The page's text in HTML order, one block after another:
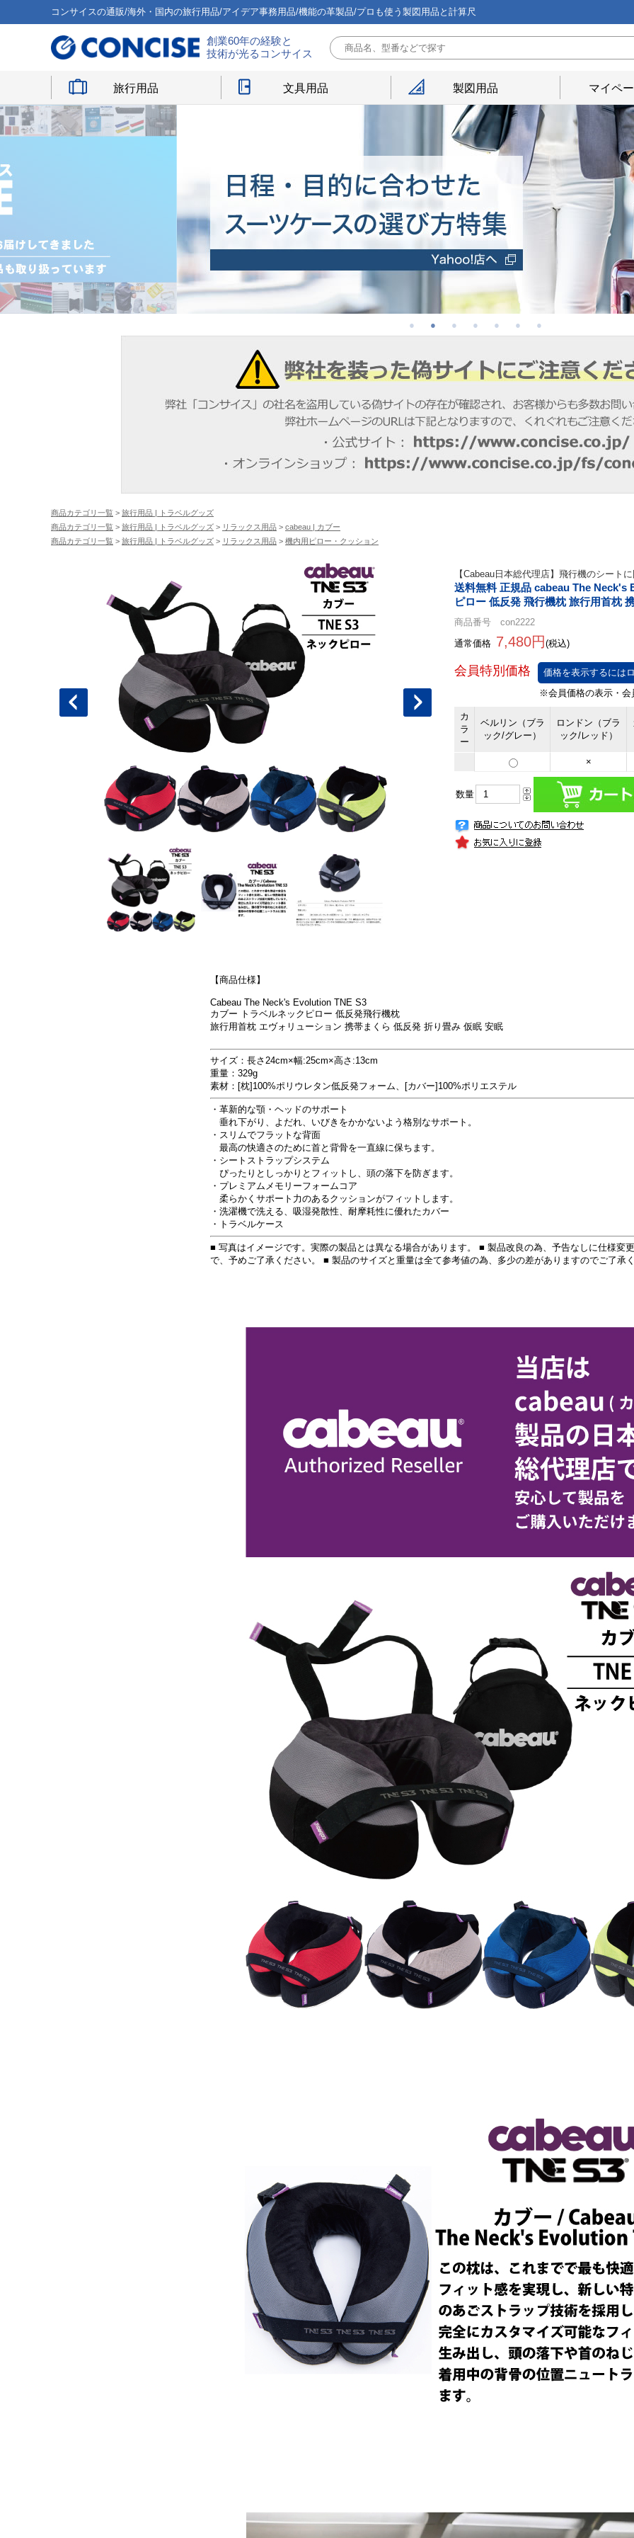
コンサイスの通販/海外・国内の旅行用品/アイデア事務用品/機能の革製品/プロも使う製図用品と計算尺
創業60年の経験と
技術が光るコンサイス
旅行用品 文具用品 製図用品 マイペ
商品カテゴリ一覧 > 旅行用品 | トラベルグッズ
商品カテゴリ一覧 > 旅行用品 | トラベルグッズ > リラックス用品 > cabeau | カブー
商品カテゴリ一覧 > 旅行用品 | トラベルグッズ > リラックス用品 > 機内用ピロー・クッション
【Cabeau日本総代理店】飛行機のシート
送料無料 正規品 cabeau The Neck's
ピロー 低反発 飛行機枕 旅行用首枕
商品番号 con2222
通常価格 7,480円 (税込)
価格を表示するには
カ
ラ
ー
ベルリン（ブラ
ック/グレー）
ロンドン（ブラ
ック/レッド）
×
数量
【商品仕様】
Cabeau The Neck's Evolution TNE S3
カブー トラベルネックピロー 低反発飛行機枕
旅行用首枕 エヴォリューション 携帯まくら 低反発 折り畳み 仮眠 安眠
サイズ：長さ24cm×幅:25cm×高さ:13cm
重量：329g
素材：[枕]100%ポリウレタン低反発フォーム、[カバー]100%ポリエステル
・革新的な顎・ヘッドのサポート
垂れ下がり、よだれ、いびきをかかないよう格別なサポート。
・スリムでフラットな背面
最高の快適さのために首と背骨を一直線に保ちます。
・シートストラップシステム
ぴったりとしっかりとフィットし、頭の落下を防ぎます。
・プレミアムメモリーフォームコア
柔らかくサポート力のあるクッションがフィットします。
・洗濯機で洗える、吸湿発散性、耐摩耗性に優れたカバー
・トラベルケース
■ 写真はイメージです。実際の製品とは異なる場合があります。 ■ 製品改良の為、予告なしに仕様変
で、予めご了承ください。 ■ 製品のサイズと重量は全て参考値の為、多少の差がありますのでご了承く